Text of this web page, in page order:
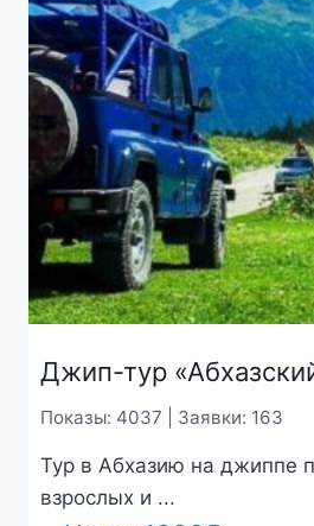
Джип-тур
Показы: 4037 | Заявки: 163
Тур в Абхазию на джиппе
взрослых и ...